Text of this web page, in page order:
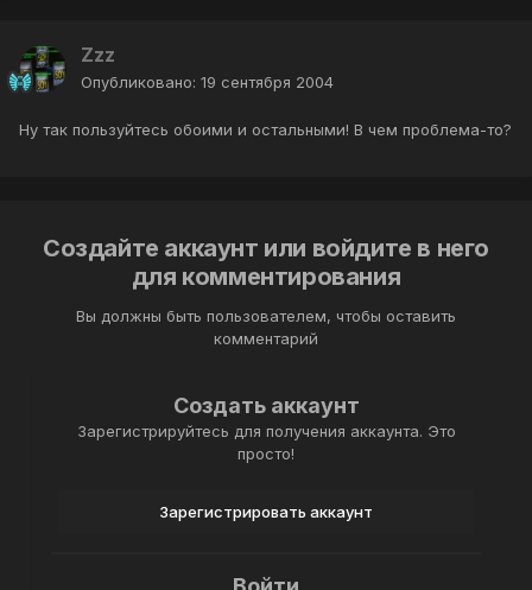
Zzz
Опубликовано: 19 сентября 2004
Ну так пользуйтесь обоими и остальными! В чем проблема-то?
Создайте аккаунт или войдите в него
для комментирования
Вы должны быть пользователем, чтобы оставить
комментарий
Создать аккаунт
Зарегистрируйтесь для получения аккаунта. Это
просто!
Зарегистрировать аккаунт